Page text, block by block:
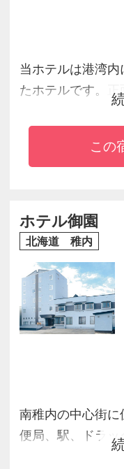
当ホテルは港湾
たホテルです。
利尻山が一望で
もありそこから
えましょう。料
この
ホテル御園
北海道 稚内
南稚内の中心街
便局、駅、ドラッ
に最適。田舎に